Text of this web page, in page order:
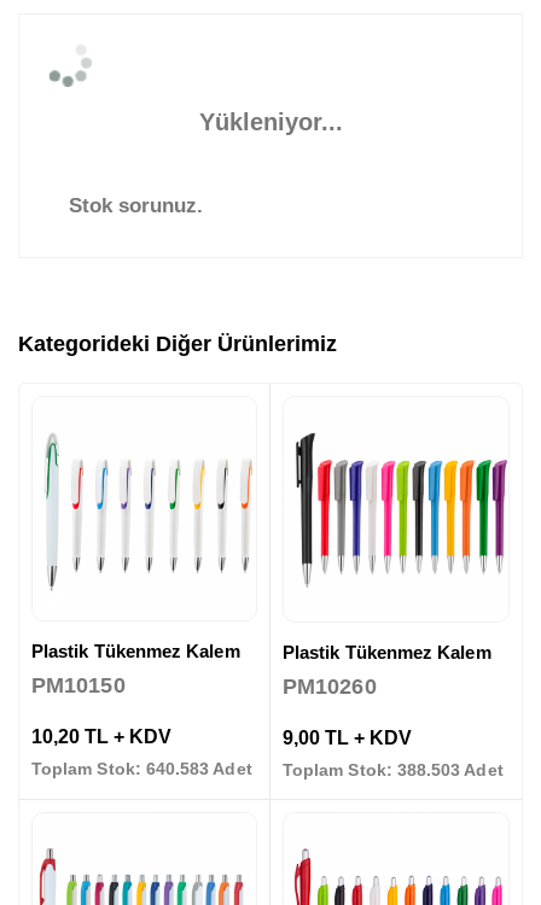
Yükleniyor...
Stok sorunuz.
Kategorideki Diğer Ürünlerimiz
Plastik Tükenmez Kalem
PM10150
10,20 TL + KDV
Toplam Stok: 640.583 Adet
Plastik Tükenmez Kalem
PM10260
9,00 TL + KDV
Toplam Stok: 388.503 Adet